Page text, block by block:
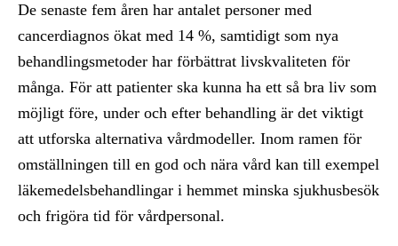
De senaste fem åren har antalet personer med
cancerdiagnos ökat med 14 %, samtidigt som nya
behandlingsmetoder har förbättrat livskvaliteten för
många. För att patienter ska kunna ha ett så bra liv som
möjligt före, under och efter behandling är det viktigt
att utforska alternativa vårdmodeller. Inom ramen för
omställningen till en god och nära vård kan till exempel
läkemedelsbehandlingar i hemmet minska sjukhusbesök
och frigöra tid för vårdpersonal.